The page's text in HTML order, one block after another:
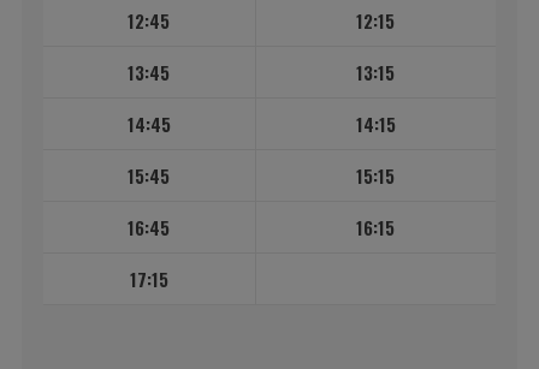
12:45
12:15
13:45
13:15
14:45
14:15
15:45
15:15
16:45
16:15
17:15